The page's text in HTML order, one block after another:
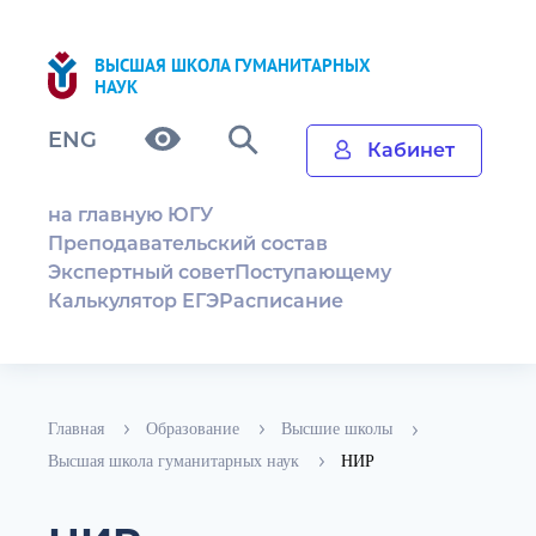
ВЫСШАЯ ШКОЛА ГУМАНИТАРНЫХ
НАУК
ENG Кабинет
на главную ЮГУ
Преподавательский состав
Экспертный советПоступающему
Калькулятор ЕГЭРасписание
Главная Образование
Высшие школы
Высшая школа гуманитарных наук
НИР